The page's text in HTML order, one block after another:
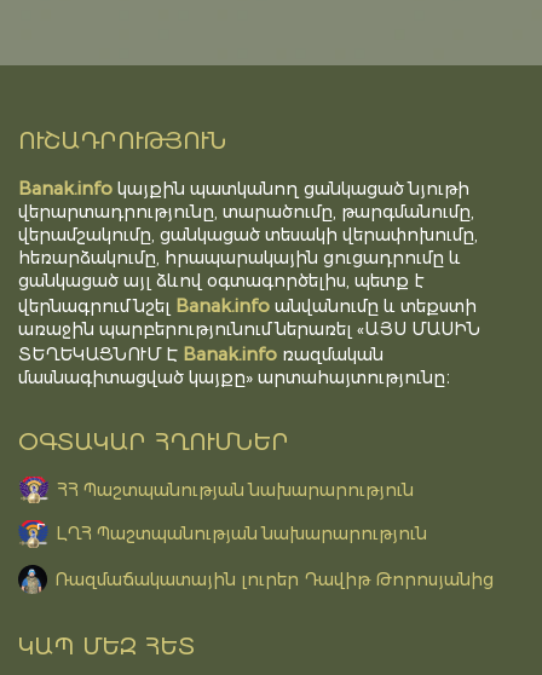
ՈՒՇԱԴՐՈՒԹՅՈՒՆ
Banak.info կայքին պատկանող ցանկացած նյութի
վերարտադրությունը, տարածումը, թարգմանումը,
վերամշակումը, ցանկացած տեսակի վերափոխումը,
հեռարձակումը, հրապարակային ցուցադրումը և
ցանկացած այլ ձևով օգտագործելիս, պետք է
վերնագրում նշել Banak.info անվանումը և տեքստի
առաջին պարբերությունում ներառել «ԱՅՍ ՄԱՍԻՆ
ՏԵՂԵԿԱՑՆՈՒՄ Է Banak.info ռազմական
մասնագիտացված կայքը» արտահայտությունը։
ՕԳՏԱԿԱՐ ՀՂՈՒՄՆԵՐ
ՀՀ Պաշտպանության նախարարություն
ԼՂՀ Պաշտպանության նախարարություն
Ռազմաճակատային լուրեր Դավիթ Թորոսյանից
ԿԱՊ ՄԵԶ ՀԵՏ